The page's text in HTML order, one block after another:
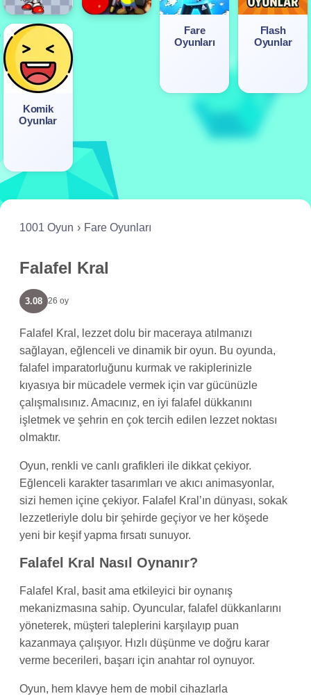
Fare
Oyunları
Flash
Oyunlar
Komik
Oyunlar
1001 Oyun Fare Oyunları
Falafel Kral
3.08 26 oy
Falafel Kral, lezzet dolu bir maceraya atılmanızı
sağlayan, eğlenceli ve dinamik bir oyun. Bu oyunda,
falafel imparatorluğunu kurmak ve rakiplerinizle
kıyasıya bir mücadele vermek için var gücünüzle
çalışmalısınız. Amacınız, en iyi falafel dükkanını
işletmek ve şehrin en çok tercih edilen lezzet noktası
olmaktır.
Oyun, renkli ve canlı grafikleri ile dikkat çekiyor.
Eğlenceli karakter tasarımları ve akıcı animasyonlar,
sizi hemen içine çekiyor. Falafel Kral’ın dünyası, sokak
lezzetleriyle dolu bir şehirde geçiyor ve her köşede
yeni bir keşif yapma fırsatı sunuyor.
Falafel Kral Nasıl Oynanır?
Falafel Kral, basit ama etkileyici bir oynanış
mekanizmasına sahip. Oyuncular, falafel dükkanlarını
yöneterek, müşteri taleplerini karşılayıp puan
kazanmaya çalışıyor. Hızlı düşünme ve doğru karar
verme becerileri, başarı için anahtar rol oynuyor.
Oyun, hem klavye hem de mobil cihazlarla